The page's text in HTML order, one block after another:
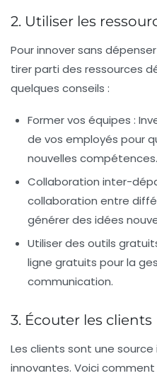
2. Utiliser les
Pour innover sans
tirer parti des ressources
quelques conseils :
Former vos équipes :
de vos employés pour
nouvelles compétences.
Collaboration inter-
collaboration entre
générer des idées
Utiliser des outils
ligne gratuits pour la
communication.
3. Écouter les clients
Les clients sont une
innovantes. Voici